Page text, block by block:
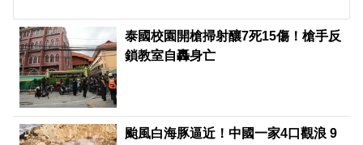
泰國校園開槍掃射釀7死15傷！槍手反
鎖教室自轟身亡
颱風白海豚逼近！中國一家4口觀浪 9